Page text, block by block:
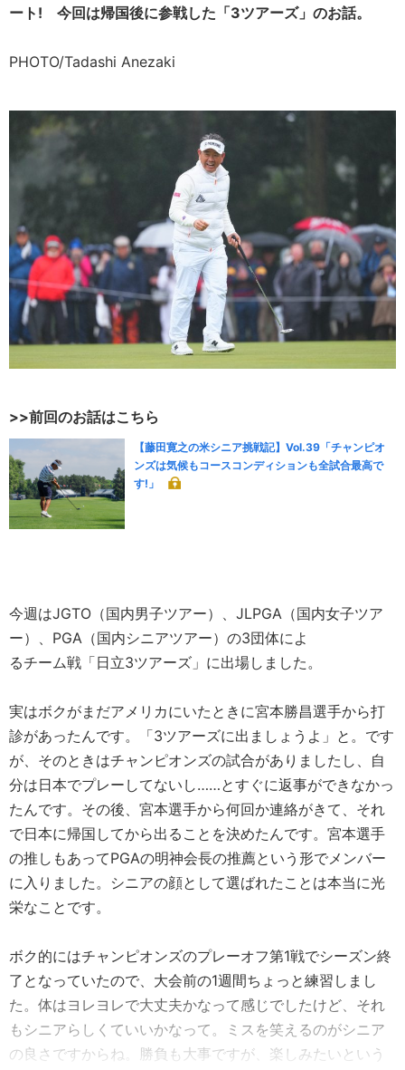
ート! 今回は帰国後に参戦した「3ツアーズ」のお話。
PHOTO/Tadashi Anezaki
>>前回のお話はこちら
【藤田寛之の米シニア挑戦記】Vol.39「チャンピオ
ンズは気候もコースコンディションも全試合最高で
す!」
今週はJGTO（国内男子ツアー）、JLPGA（国内女子ツア
ー）、PGA（国内シニアツアー）の3団体によ
るチーム戦「日立3ツアーズ」に出場しました。
実はボクがまだアメリカにいたときに宮本勝昌選手から打
診があったんです。「3ツアーズに出ましょうよ」と。です
が、そのときはチャンピオンズの試合がありましたし、自
分は日本でプレーしてないし……とすぐに返事ができなかっ
たんです。その後、宮本選手から何回か連絡がきて、それ
で日本に帰国してから出ることを決めたんです。宮本選手
の推しもあってPGAの明神会長の推薦という形でメンバー
に入りました。シニアの顔として選ばれたことは本当に光
栄なことです。
ボク的にはチャンピオンズのプレーオフ第1戦でシーズン終
了となっていたので、大会前の1週間ちょっと練習しまし
た。体はヨレヨレで大丈夫かなって感じでしたけど、それ
もシニアらしくていいかなって。ミスを笑えるのがシニア
の良さですからね。勝負も大事ですが、楽しみたいという